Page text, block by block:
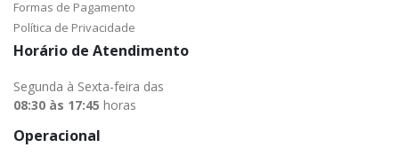
Formas de Pagamento
Política de Privacidade
Horário de Atendimento
Segunda à Sexta-feira das
08:30 às 17:45 horas
Operacional